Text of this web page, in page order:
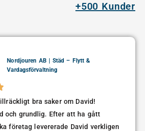
+500 Kunder
Nordjouren AB | Städ – Flytt &
Vardagsförvaltning
bra saker om David!
och grundlig. Efter att ha gått
företag levererade David verkligen